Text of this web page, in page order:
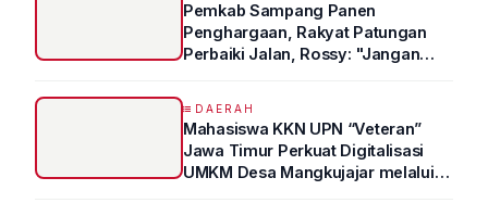
Pemkab Sampang Panen
Penghargaan, Rakyat Patungan
Perbaiki Jalan, Rossy: "Jangan
DAERAH
Mahasiswa KKN UPN “Veteran”
Jawa Timur Perkuat Digitalisasi
UMKM Desa Mangkujajar melalui